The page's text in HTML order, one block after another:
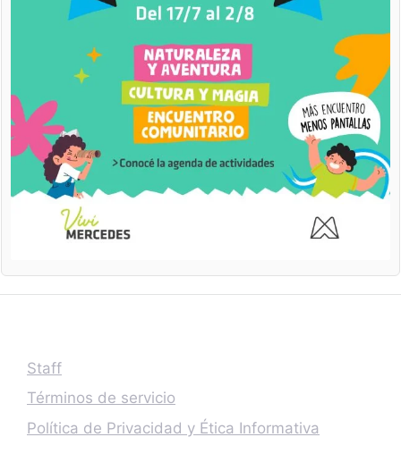
Staff
Términos de servicio
Política de Privacidad y Ética Informativa